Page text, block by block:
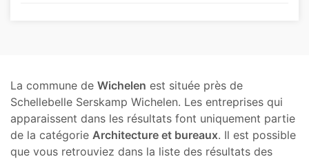
La commune de Wichelen est située près de
Schellebelle Serskamp Wichelen. Les entreprises qui
apparaissent dans les résultats font uniquement partie
de la catégorie Architecture et bureaux. Il est possible
que vous retrouviez dans la liste des résultats des